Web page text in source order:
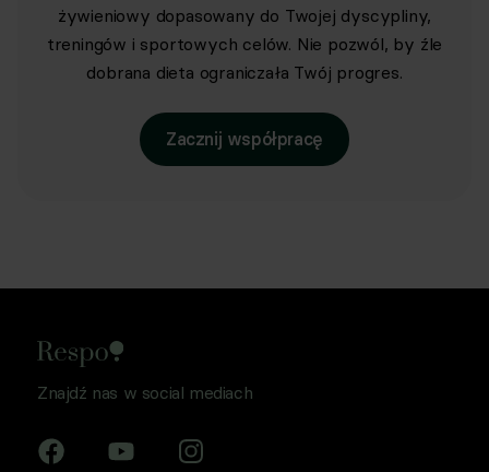
żywieniowy dopasowany do Twojej dyscypliny,
treningów i sportowych celów. Nie pozwól, by źle
dobrana dieta ograniczała Twój progres.
Zacznij współpracę
Znajdź nas w social mediach